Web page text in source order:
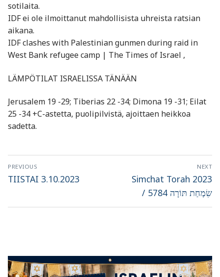
sotilaita.
IDF ei ole ilmoittanut mahdollisista uhreista ratsian
aikana.
IDF clashes with Palestinian gunmen during raid in
West Bank refugee camp | The Times of Israel ,
LÄMPÖTILAT ISRAELISSA TÄNÄÄN
Jerusalem 19 -29; Tiberias 22 -34; Dimona 19 -31; Eilat
25 -34 +C-astetta, puolipilvistä, ajoittaen heikkoa
sadetta.
Artikkelien
selaus
PREVIOUS
Previous
TIISTAI 3.10.2023
NEXT
Next
post:
Simchat Torah 2023
/ שִׂמְחַת תּוֹרָה 5784